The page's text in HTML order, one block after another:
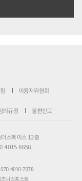
이용자위원회
의규정 불편신고
스페이스 12층
4015-8658
4010-7078
니스포스트